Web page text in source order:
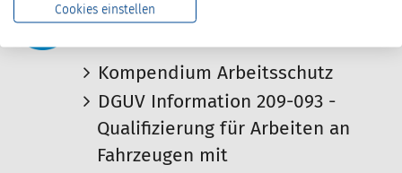
Regelwerk
Kompendium Arbeitsschutz
DGUV Information 209-093 -
Qualifizierung für Arbeiten an
Fahrzeugen mit
Cookies einstellen